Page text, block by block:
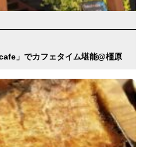
」でカフェタイム堪能@橿原